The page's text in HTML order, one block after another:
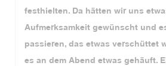
festhielten. Da hätten wir uns
Aufmerksamkeit gewünscht und
passieren, das etwas verschüttet
es an dem Abend etwas gehäuft.